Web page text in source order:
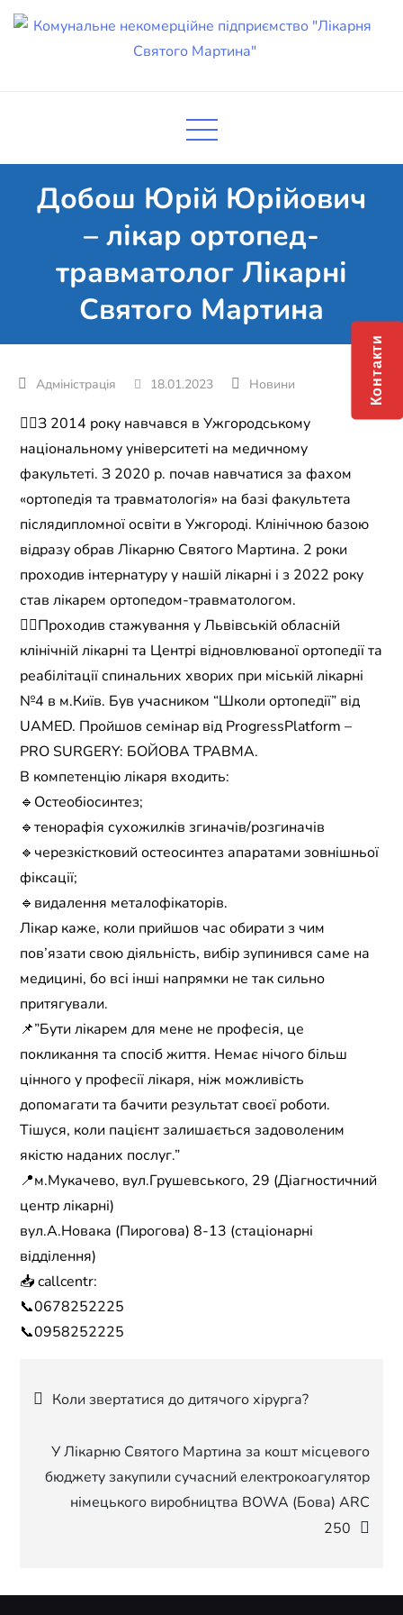
Skip
підприємство "Лікарня Святого
Добош Юрій Юрійович
– лікар ортопед-
травматолог Лікарні
Святого Мартина
18.01.2023 Новини
👉🏻З 2014 року навчався в Ужгородському
національному університеті на медичному
факультеті. З 2020 р. почав навчатися за фахом
«ортопедія та травматологія» на базі факультета
післядипломної освіти в Ужгороді. Клінічною базою
відразу обрав Лікарню Святого Мартина. 2 роки
проходив інтернатуру у нашій лікарні і з 2022 року
став лікарем ортопедом-травматологом.
☝🏻Проходив стажування у Львівській обласній
клінічній лікарні та Центрі відновлюваної ортопедії та
реабілітації спинальних хворих при міській лікарні
№4 в м.Київ. Був учасником “Школи ортопедії” від
UAMED. Пройшов семінар від ProgressPlatform –
PRO SURGERY: БОЙОВА ТРАВМА.
В компетенцію лікаря входить:
🔹Остеобіосинтез;
🔹тенорафія сухожилків згиначів/розгиначів
🔹черезкістковий остеосинтез апаратами зовнішньої
фіксації;
🔹видалення металофікаторів.
Лікар каже, коли прийшов час обирати з чим
пов’язати свою діяльність, вибір зупинився саме на
медицині, бо всі інші напрямки не так сильно
притягували.
📌”Бути лікарем для мене не професія, це
покликання та спосіб життя. Немає нічого більш
цінного у професії лікаря, ніж можливість
допомагати та бачити результат своєї роботи.
Тішуся, коли пацієнт залишається задоволеним
якістю наданих послуг.”
📍м.Мукачево, вул.Грушевського, 29 (Діагностичний
центр лікарні)
вул.А.Новака (Пирогова) 8-13 (стаціонарні
відділення)
📥 callcentr:
📞0678252225
📞0958252225
Навігація
записів
Коли звертатися до дитячого хірурга?
У Лікарню Святого Мартина за кошт місцевого
бюджету закупили сучасний електрокоагулятор
німецького виробництва BOWA (Бова) ARC
250
Контакти